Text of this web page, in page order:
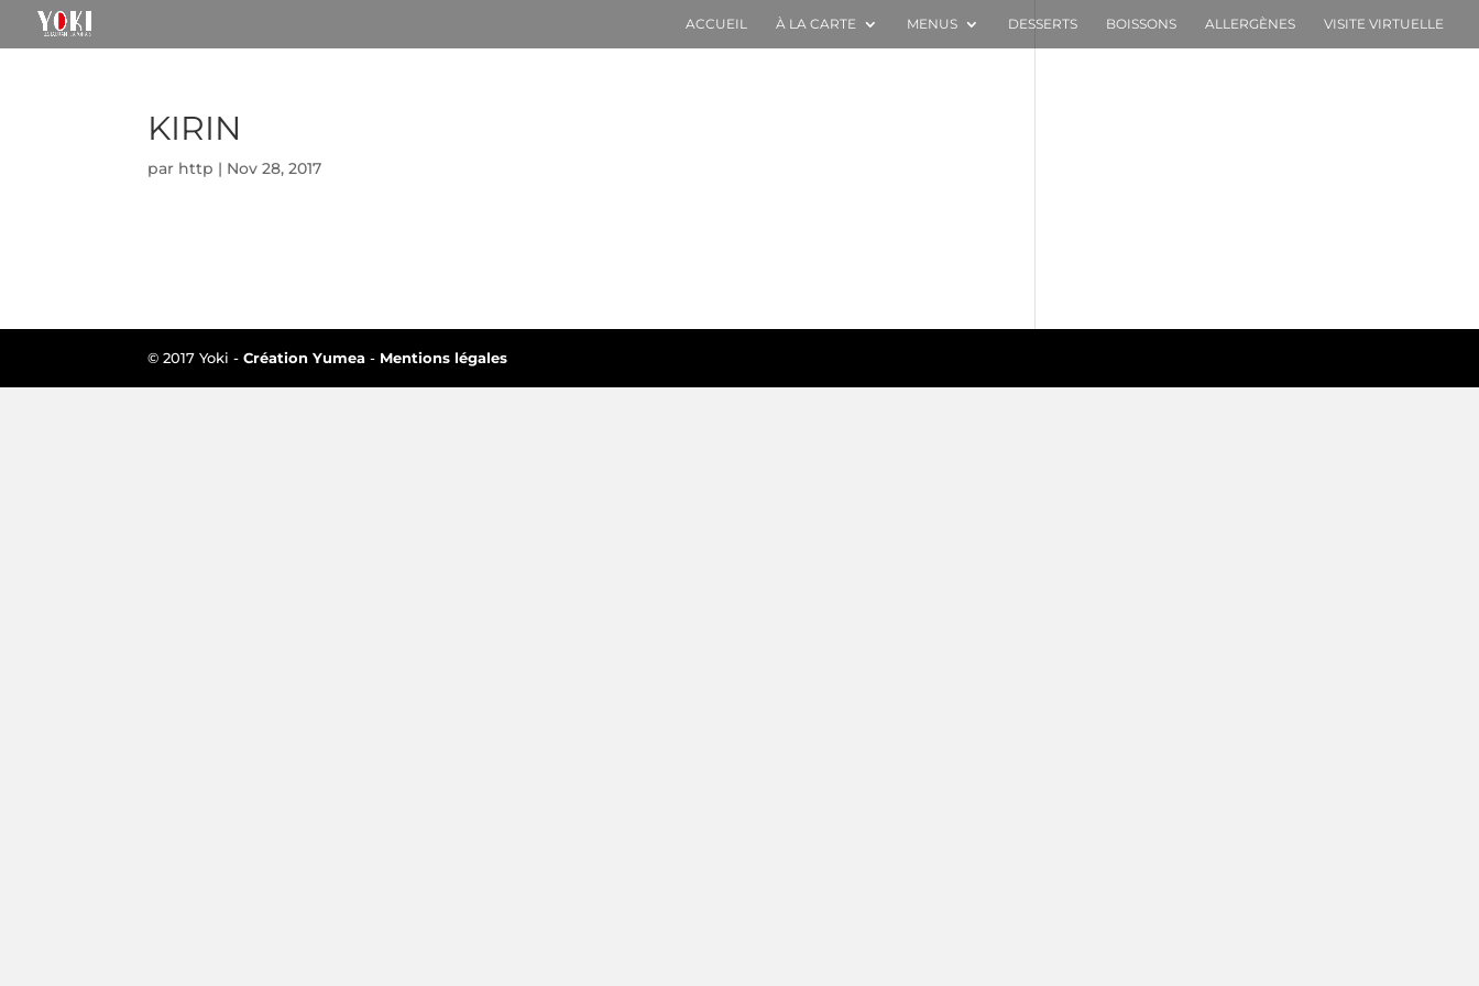
ACCUEIL À LA CARTE MENUS DESSERTS BOISSONS ALLERGÈNES VISITE VIRTUELLE
KIRIN
par http | Nov 28, 2017
© 2017 Yoki -Création Yumea - Mentions légales